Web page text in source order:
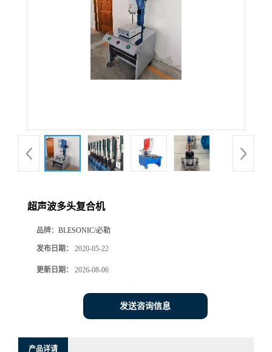
超声波多头复合机
品牌： BLESONIC/必勒
发布日期： 2020-05-22
更新日期： 2026-08-06
发送咨询信息
产品详请